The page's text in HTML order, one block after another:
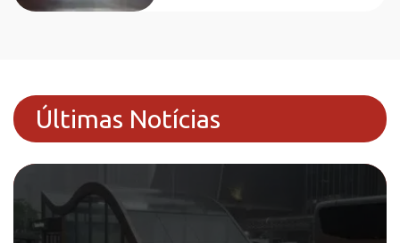
Últimas Notícias